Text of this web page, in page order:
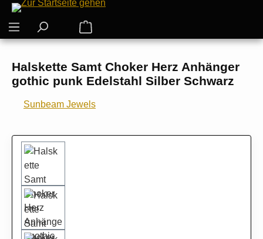
Zum Hauptinhalt springen
Warenkorb enthält 0 Positionen. Der
Halskette Samt Choker Herz Anhänger
gothic punk Edelstahl Silber Schwarz
Sunbeam Jewels
Bildergalerie überspringen